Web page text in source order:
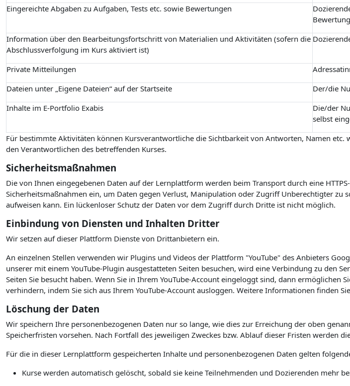
Eingereichte Abgaben zu Aufgaben, Tests etc. sowie Bewertungen
Information über den Bearbeitungsfortschritt von Materialien und Aktivitäten (sofern die
Abschlussverfolgung im Kurs aktiviert ist)
Private Mitteilungen
Dateien unter „Eigene Dateien“ auf der Startseite
Der/die
Inhalte im E-Portfolio Exabis
Die/der
selbst
Für bestimmte Aktivitäten können Kursverantwortliche die Sichtbarkeit von Antworten, Namen
den Verantwortlichen des betreffenden Kurses.
Sicherheitsmaßnahmen
Die von Ihnen eingegebenen Daten auf der Lernplattform werden beim Transport durch eine
Sicherheitsmaßnahmen ein, um Daten gegen Verlust, Manipulation oder Zugriff Unberechtigter
aufweisen kann. Ein lückenloser Schutz der Daten vor dem Zugriff durch Dritte ist nicht möglich.
Einbindung von Diensten und Inhalten Dritter
Wir setzen auf dieser Plattform Dienste von Drittanbietern ein.
An einzelnen Stellen verwenden wir Plugins und Videos der Plattform "YouTube" des Anbieters
unserer mit einem YouTube-Plugin ausgestatteten Seiten besuchen, wird eine Verbindung zu den
Seiten Sie besucht haben. Wenn Sie in Ihrem YouTube-Account eingeloggt sind, dann
verhindern, indem Sie sich aus Ihrem YouTube-Account ausloggen. Weitere Informationen finden
Löschung der Daten
Wir speichern Ihre personenbezogenen Daten nur so lange, wie dies zur Erreichung der oben
Speicherfristen vorsehen. Nach Fortfall des jeweiligen Zweckes bzw. Ablauf dieser Fristen werden
Für die in dieser Lernplattform gespeicherten Inhalte und personenbezogenen Daten gelten
Kurse werden automatisch gelöscht, sobald sie keine Teilnehmenden und Dozierenden mehr